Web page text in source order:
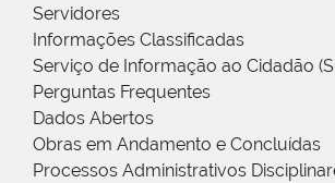
Servidores
Informações Classificadas
Serviço de Informação ao Cidadão
Perguntas Frequentes
Dados Abertos
Obras em Andamento e Concluídas
Processos Administrativos